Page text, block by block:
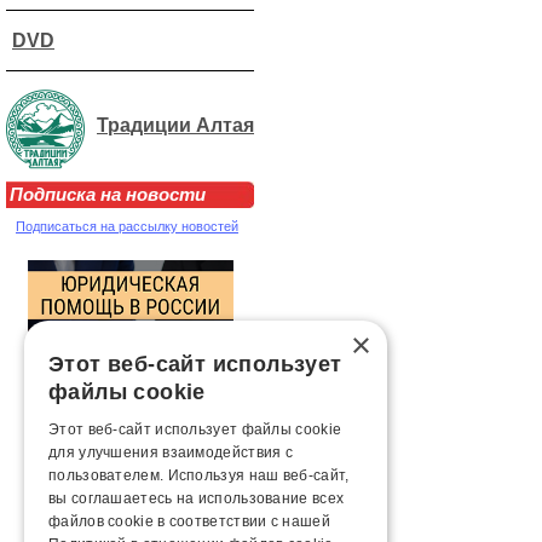
DVD
Традиции Алтая
Подписка на новости
Подписаться на рассылку новостей
×
Этот веб-сайт использует
файлы cookie
Этот веб-сайт использует файлы cookie
для улучшения взаимодействия с
пользователем. Используя наш веб-сайт,
вы соглашаетесь на использование всех
файлов cookie в соответствии с нашей